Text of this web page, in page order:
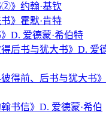
》约翰·基钦
》霍默·肯特
D. 爱德蒙·希伯特
后书与犹大书》D. 爱
得前、后书与犹大书》
书信》D. 爱德蒙·希伯